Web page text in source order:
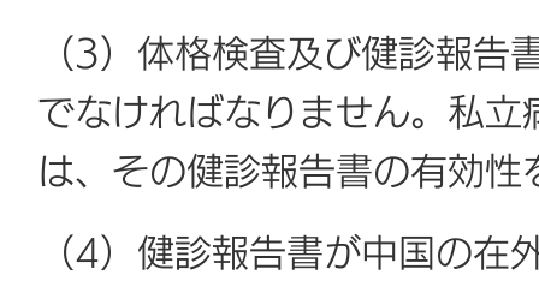
（3）体格検査及び健診報
でなければなりません。私
は、その健診報告書の有効
（4）健診報告書が中国の